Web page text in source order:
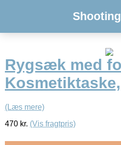
Rygsæk med
(Læs mere)
470 kr. (Vis fragtpris)